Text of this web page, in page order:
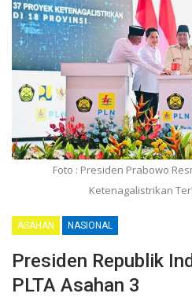
Foto : Presiden Prabowo
Ketenagalistrikan
ASAHAN NASIONAL
Presiden Republik
PLTA Asahan 3